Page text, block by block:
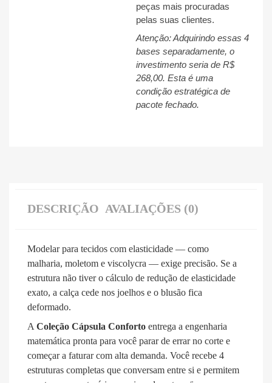
peças mais procuradas
pelas suas clientes.
Atenção: Adquirindo essas 4
bases separadamente, o
investimento seria de R$
268,00. Esta é uma
condição estratégica de
pacote fechado.
DESCRIÇÃO AVALIAÇÕES (0)
Modelar para tecidos com elasticidade — como
malharia, moletom e viscolycra — exige precisão. Se a
estrutura não tiver o cálculo de redução de elasticidade
exato, a calça cede nos joelhos e o blusão fica
deformado.
A Coleção Cápsula Conforto entrega a engenharia
matemática pronta para você parar de errar no corte e
começar a faturar com alta demanda. Você recebe 4
estruturas completas que conversam entre si e permitem